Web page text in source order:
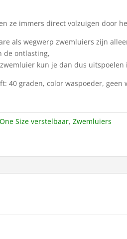
ze immers direct volzuigen door
als wegwerp zwemluiers zijn
de ontlasting,
kun je dan dus uitspoelen
40 graden, color waspoeder, geen
One Size verstelbaar, Zwemluiers